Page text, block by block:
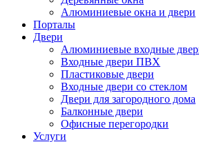
Алюминиевые окна и двери
Порталы
Двери
Алюминиевые входные
Входные двери ПВХ
Пластиковые двери
Входные двери со стеклом
Двери для загородного дома
Балконные двери
Офисные перегородки
Услуги